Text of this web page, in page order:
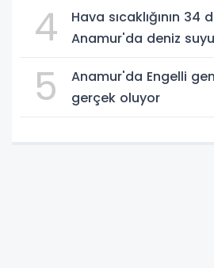
4
Hava sıcaklığının
Anamur'da deniz suyu
5
Anamur'da Engelli
gerçek oluyor